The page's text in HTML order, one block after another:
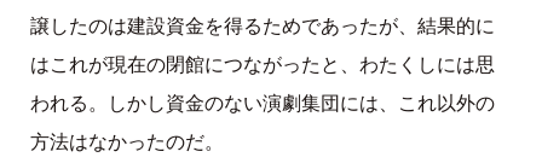
譲したのは建設資金を得るためであったが、結果的に
はこれが現在の閉館につながったと、わたくしには思
われる。しかし資金のない演劇集団には、これ以外の
方法はなかったのだ。